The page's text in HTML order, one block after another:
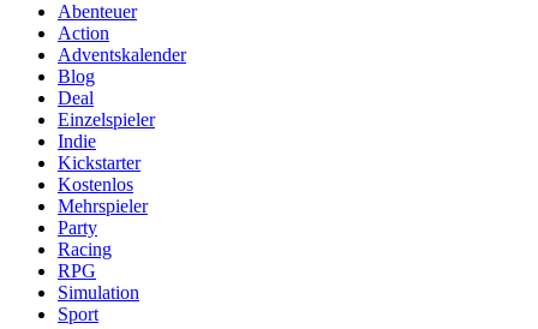
Abenteuer
Action
Adventskalender
Blog
Deal
Einzelspieler
Indie
Kickstarter
Kostenlos
Mehrspieler
Party
Racing
RPG
Simulation
Sport